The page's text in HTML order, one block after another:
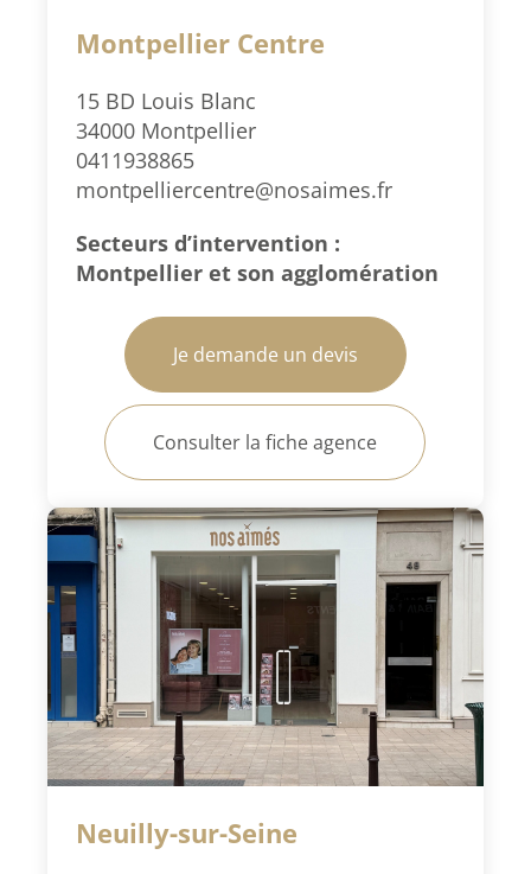
Montpellier Centre
15 BD Louis Blanc
34000 Montpellier
0411938865
montpelliercentre@nosaimes.fr
Secteurs d’intervention :
Montpellier et son agglomération
Je demande un devis
Consulter la fiche agence
Neuilly-sur-Seine